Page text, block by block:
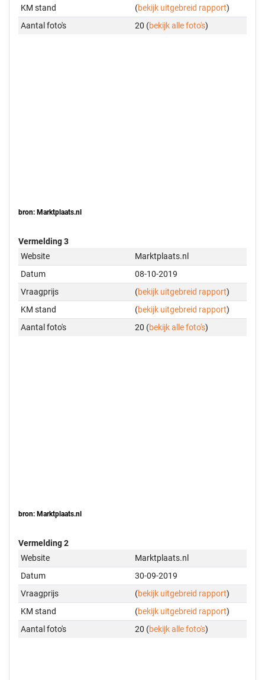
KM stand (bekijk uitgebreid rapport)
Aantal foto's
20 (bekijk alle foto's)
bron: Marktplaats.nl
Vermelding 3
Website
Marktplaats.nl
Datum
08-10-2019
Vraagprijs
(bekijk uitgebreid rapport)
KM stand
(bekijk uitgebreid rapport)
Aantal foto's
20 (bekijk alle foto's)
bron: Marktplaats.nl
Vermelding 2
Website
Marktplaats.nl
Datum
30-09-2019
Vraagprijs
(bekijk uitgebreid rapport)
KM stand
(bekijk uitgebreid rapport)
Aantal foto's
20 (bekijk alle foto's)